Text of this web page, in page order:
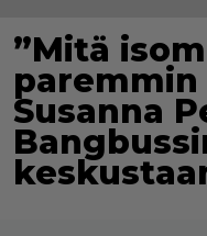
”Mitä
paremmin
Susanna